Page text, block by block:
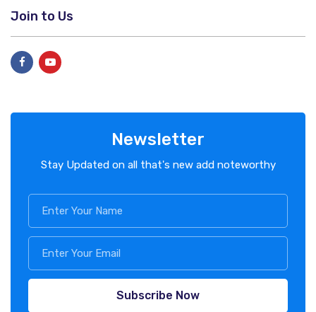
Join to Us
Newsletter
Stay Updated on all that's new add noteworthy
Subscribe Now